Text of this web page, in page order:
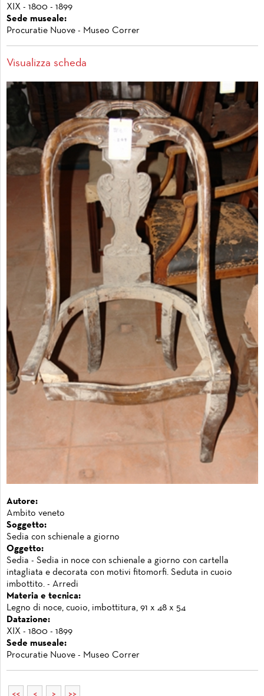
XIX - 1800 - 1899
Sede museale:
Procuratie Nuove - Museo Correr
Visualizza scheda
Autore:
Ambito veneto
Soggetto:
Sedia con schienale a giorno
Oggetto:
Sedia - Sedia in noce con schienale a giorno con cartella
intagliata e decorata con motivi fitomorfi. Seduta in cuoio
imbottito. - Arredi
Materia e tecnica:
Legno di noce, cuoio, imbottitura, 91 x 48 x 54
Datazione:
XIX - 1800 - 1899
Sede museale:
Procuratie Nuove - Museo Correr